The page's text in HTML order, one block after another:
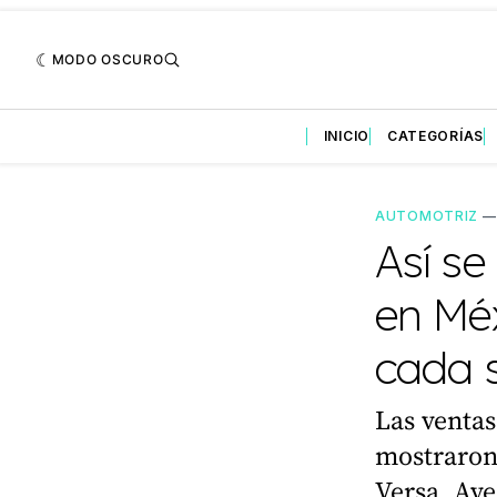
MODO OSCURO
INICIO CATEGORÍAS
AUTOMOTRIZ
Así
en
cada
Las